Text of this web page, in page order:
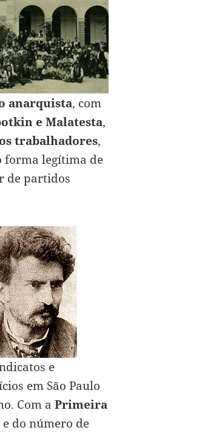
anarquista, com
e Malatesta,
trabalhadores,
forma legítima de
de partidos
e
em São Paulo
Com a Primeira
do número de